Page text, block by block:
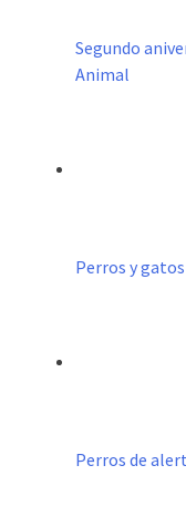
Segundo
Animal
Perros y
Perros de